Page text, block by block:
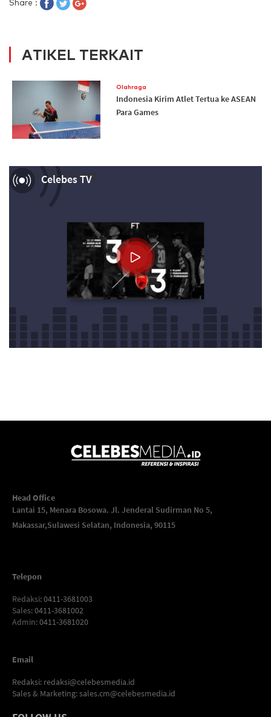
Share :
ATIKEL TERKAIT
Olahraga
Indonesia Kirim Atlet Tertua ke ASEAN
Para Games
Celebes TV
Now Playing
Head Office
Lantai 15, Menara Bosowa. Jl. Jenderal Sudirman No 5,
Makassar,Sulawesi Selatan, Indonesia, 90115
Telepon
Redaksi: 0411-3681003
Sales: 0411-3681002
Admin: 0411-3681020
Email
Redaksi: redaksi@celebesmedia.id
Sales & Marketing:sales.cm@celebesmedia.id